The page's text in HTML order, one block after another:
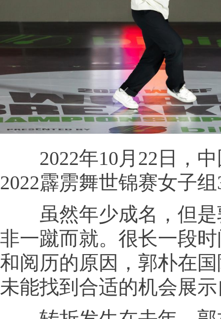
2022年10月22日，中
2022霹雳舞世锦赛女子
虽然年少成名，但是
非一蹴而就。很长一段
和阅历的原因，郭朴在
未能找到合适的机会展